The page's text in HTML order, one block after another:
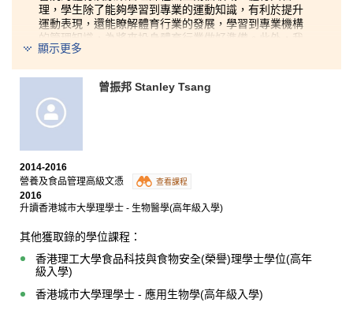
理，學生除了能夠學習到專業的運動知識，有利於提升
運動表現，還能瞭解體育行業的發展，學習到專業機構
的管理知識，為將來投身體育行業做好準備。此外，我
是書院的學生大使，以及港大足球隊的成員，這些課堂
以外的經驗，除了增加了個人自信，擴闊了社交圈子，
也大大提高了入大學的機會。對於熱愛體育運動的同
學，相信這課程會是不二之選！
顯示更多
曾振邦 Stanley Tsang
2014-2016
營養及食品管理高級文憑
查看課程
2016
升讀香港城市大學理學士 - 生物醫學(高年級入學)
其他獲取錄的學位課程：
香港理工大學食品科技與食物安全(榮譽)理學士學位(高年
級入學)
香港城市大學理學士 - 應用生物學(高年級入學)